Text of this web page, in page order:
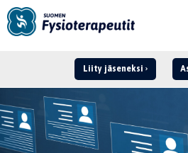
Liity jäseneksi